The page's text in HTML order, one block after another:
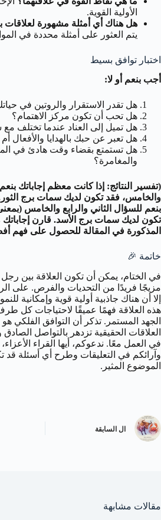
الأولية القوية.
هل هناك أي أمثلة مشهورة لعلاقات
يتم العثور على أمثلة محددة في
اختبار توافق بسيط
أجب بنعم أو لا:
هل تقدر الاستقرار والروتين في
هل تحب أن تكون مركز الاهتمام؟
هل تميل إلى العناد عندما تختلف
هل تعبر عن حبك بالهدايا والأفعال
هل تستمتع بقضاء وقت هادئ في
والمغامرة؟
(تفسير النتائج: إذا كانت معظم إجاباتك
والخامس، فقد تكون لديك سمات برج
بنعم للسؤال الثاني والرابع والخامس
تكون لديك سمات برج الأسد. قارن
المذكورة في المقالة للحصول على فهم
خاتمة 🎉
في الختام، يمكن أن تكون العلاقة بين رجل
مزيجًا فريدًا من التحديات والفرص. على
إلا أن هناك جاذبية أولية قوية وإمكانية
هذه العلاقة فهمًا عميقًا لاحتياجات كل
الجهد المستمر. تذكر أن التوافق الفلكي
العلاقات الحقيقية تزدهر بالتواصل الصادق
في العمل معًا. ندعوكم، أيها القراء
وآرائكم في التعليقات وطرح أي أسئلة قد
الموضوع المثير.
ال السابقة
مقالات مشابهة